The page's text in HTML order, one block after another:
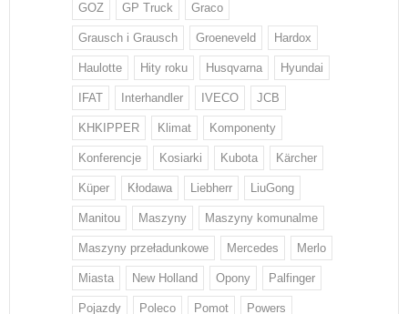
GOZ GP Truck Graco
Grausch i Grausch Groeneveld Hardox
Haulotte Hity roku Husqvarna Hyundai
IFAT Interhandler IVECO JCB
KHKIPPER Klimat Komponenty
Konferencje Kosiarki Kubota Kärcher
Küper Kłodawa Liebherr LiuGong
Manitou Maszyny Maszyny komunalme
Maszyny przeładunkowe Mercedes Merlo
Miasta New Holland Opony Palfinger
Pojazdy Poleco Pomot Powers